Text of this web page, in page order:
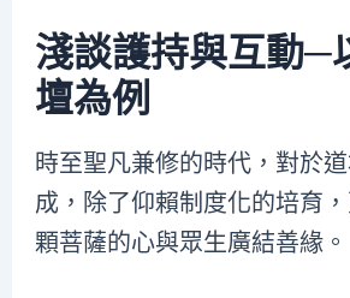
淺談護持與互動─
壇為例
時至聖凡兼修的時代，對於
成，除了仰賴制度化的培育
顆菩薩的心與眾生廣結善緣。